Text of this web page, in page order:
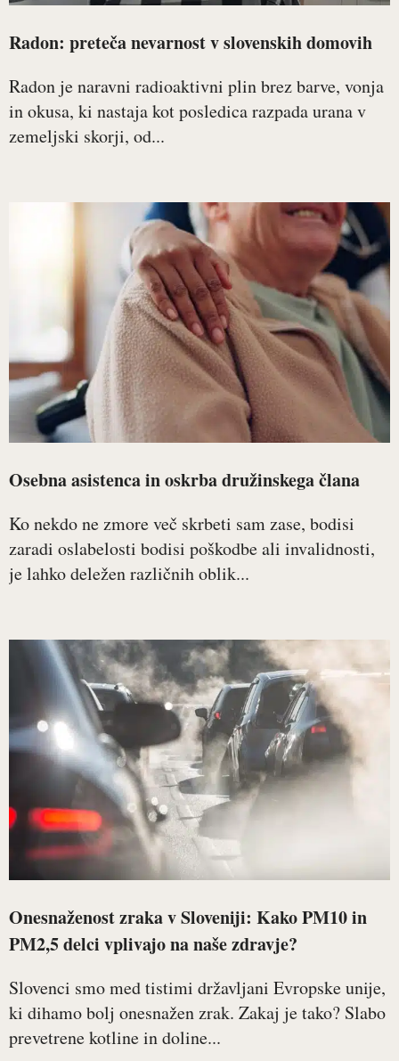
Radon: preteča nevarnost v slovenskih domovih
Radon je naravni radioaktivni plin brez barve, vonja
in okusa, ki nastaja kot posledica razpada urana v
zemeljski skorji, od...
Osebna asistenca in oskrba družinskega člana
Ko nekdo ne zmore več skrbeti sam zase, bodisi
zaradi oslabelosti bodisi poškodbe ali invalidnosti,
je lahko deležen različnih oblik...
Onesnaženost zraka v Sloveniji: Kako PM10 in
PM2,5 delci vplivajo na naše zdravje?
Slovenci smo med tistimi državljani Evropske unije,
ki dihamo bolj onesnažen zrak. Zakaj je tako? Slabo
prevetrene kotline in doline...